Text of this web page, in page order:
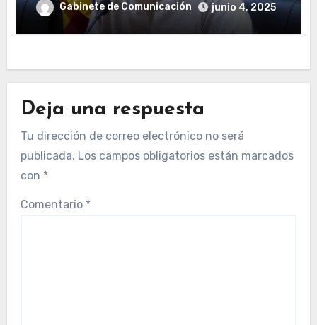
Gabinete de Comunicación junio 4, 2025
Deja una respuesta
Tu dirección de correo electrónico no será
publicada. Los campos obligatorios están marcados
con *
Comentario *